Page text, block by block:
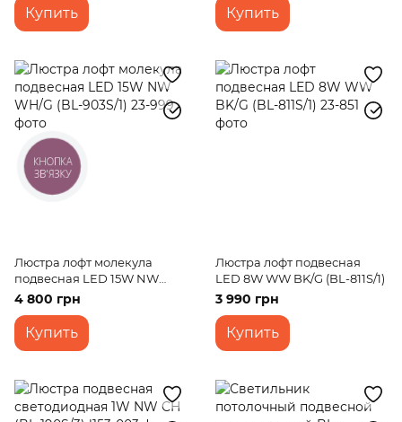
Купить Купить
Люстра лофт молекула
подвесная LED 15W NW
WH/G (BL-903S/1)
4 800 грн
Купить
Люстра лофт подвесная
LED 8W WW BK/G (BL-811S/1)
3 990 грн
Купить
КНОПКА
ЗВ'ЯЗКУ